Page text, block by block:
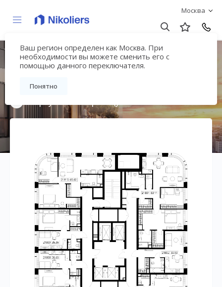
Москва
Ваш регион определен как Москва. При
необходимости вы можете сменить его с
помощью данного переключателя.
Понятно
Мультиквартал
«ВЕЕР»